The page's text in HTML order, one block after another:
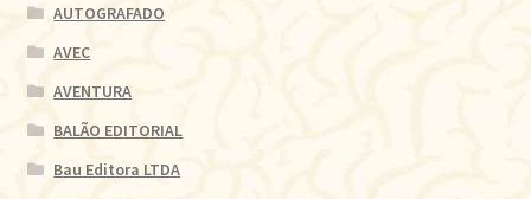
AUTOGRAFADO
AVEC
AVENTURA
BALÃO EDITORIAL
Bau Editora LTDA